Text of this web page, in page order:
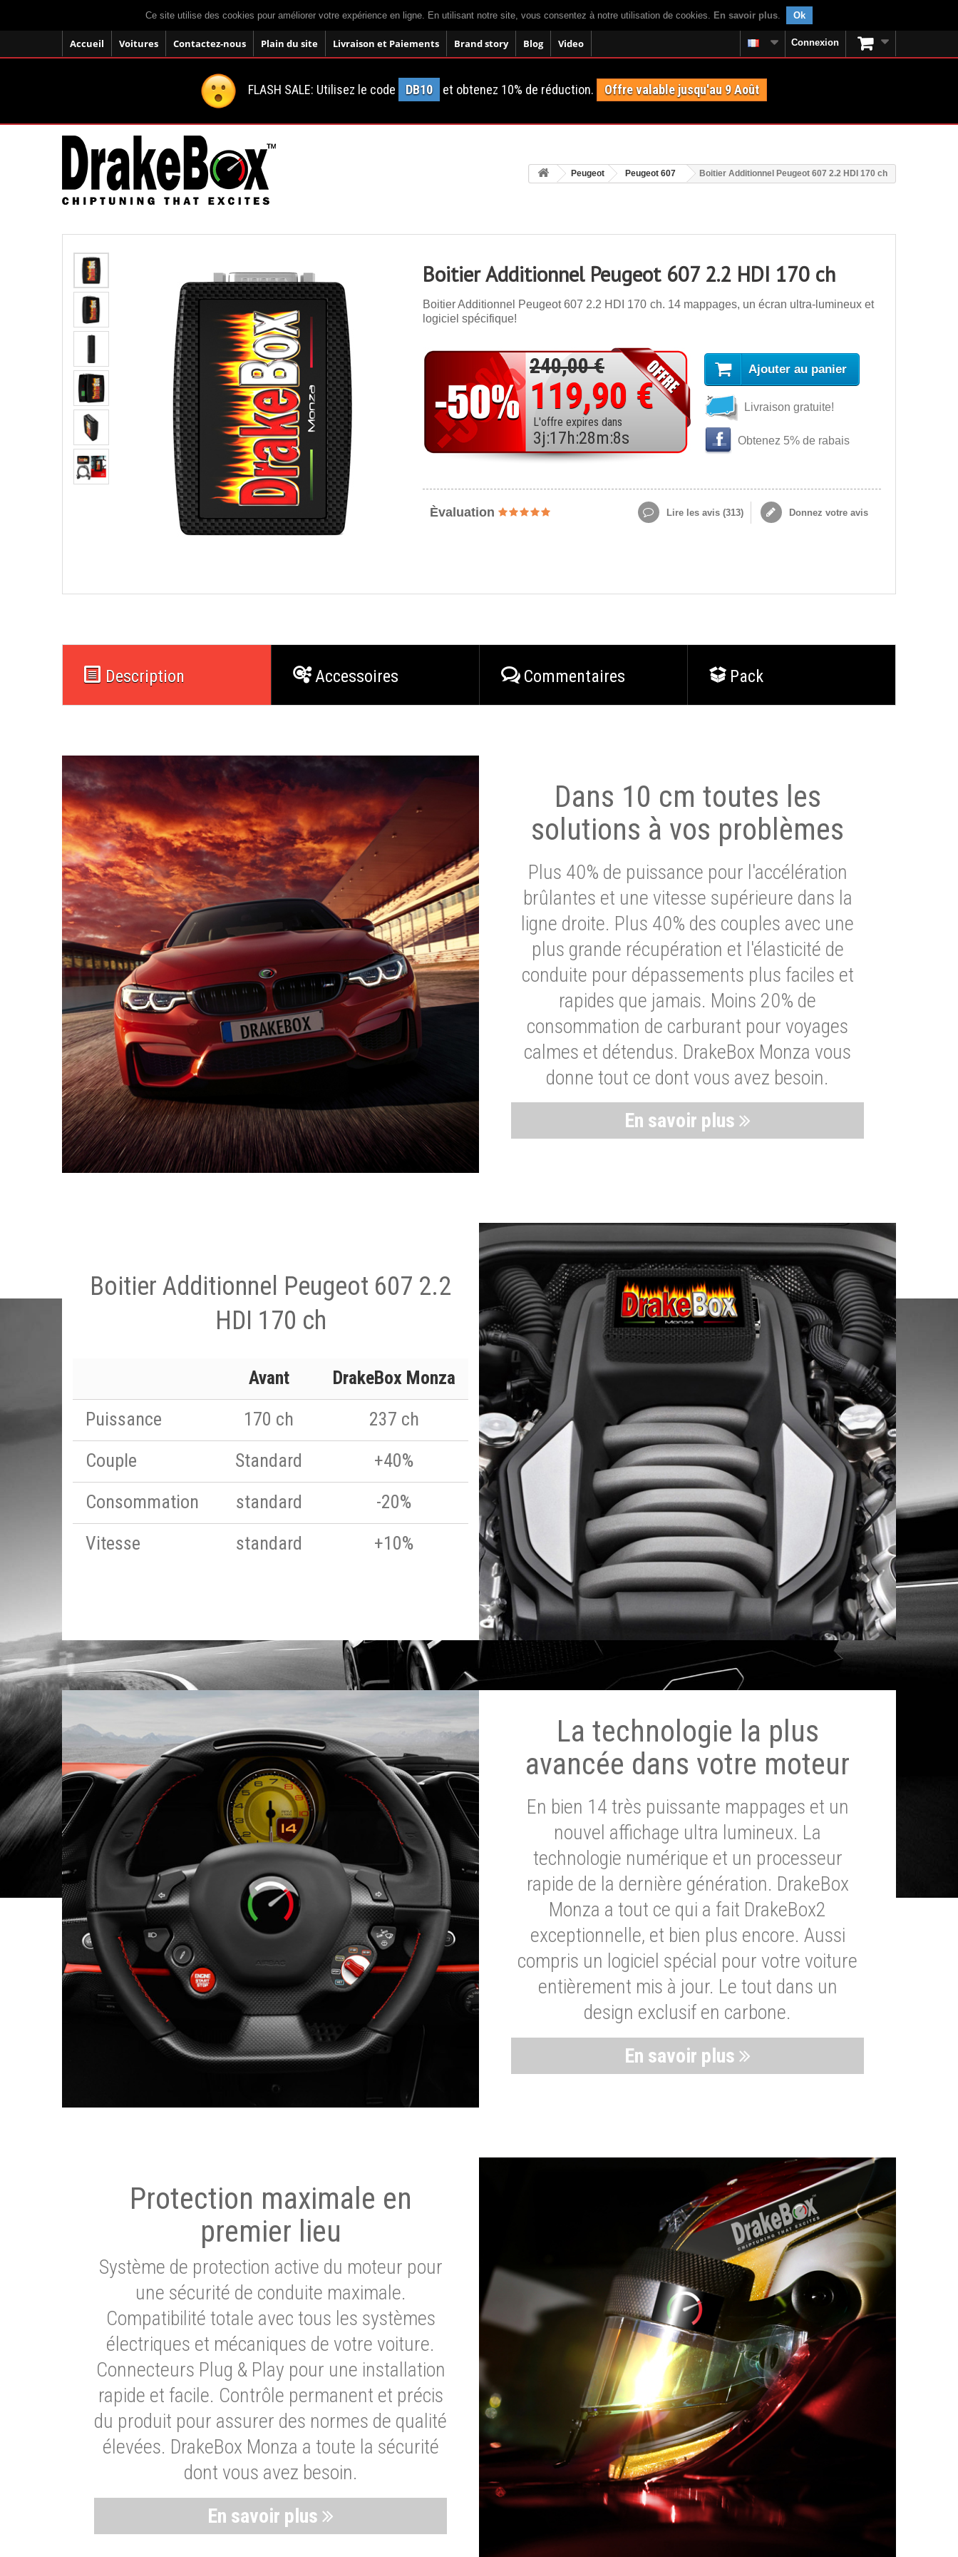
Ce site utilise des cookies pour améliorer votre expérience en ligne. En utilisant notre site, vous consentez à notre utilisation de cookies. En savoir plus. Ok
Accueil Voitures Contactez-nous Plain du site Livraison et Paiements Brand story Blog Video Connexion
FLASH SALE: Utilisez le code DB10 et obtenez 10% de réduction. Offre valable jusqu'au 9 Août
Peugeot Peugeot 607 Boitier Additionnel Peugeot 607 2.2 HDI 170 ch
Boitier Additionnel Peugeot 607 2.2 HDI 170 ch
Boitier Additionnel Peugeot 607 2.2 HDI 170 ch. 14 mappages, un écran ultra-lumineux et
logiciel spécifique!
240,00 €
119,90 €
L'offre expires dans
3j:17h:28m:6s
Ajouter au panier
Livraison gratuite!
Obtenez 5% de rabais
Èvaluation Lire les avis (313) Donnez votre avis
Description Accessoires Commentaires Pack
Dans 10 cm toutes les
solutions à vos problèmes
Plus 40% de puissance pour l'accélération
brûlantes et une vitesse supérieure dans la
ligne droite. Plus 40% des couples avec une
plus grande récupération et l'élasticité de
conduite pour dépassements plus faciles et
rapides que jamais. Moins 20% de
consommation de carburant pour voyages
calmes et détendus. DrakeBox Monza vous
donne tout ce dont vous avez besoin.
En savoir plus
Boitier Additionnel Peugeot 607 2.2
HDI 170 ch
Avant
DrakeBox Monza
Puissance
170 ch
237 ch
Couple
Standard
+40%
Consommation
standard
-20%
Vitesse
standard +10%
La technologie la plus
avancée dans votre moteur
En bien 14 très puissante mappages et un
nouvel affichage ultra lumineux. La
technologie numérique et un processeur
rapide de la dernière génération. DrakeBox
Monza a tout ce qui a fait DrakeBox2
exceptionnelle, et bien plus encore. Aussi
compris un logiciel spécial pour votre voiture
entièrement mis à jour. Le tout dans un
design exclusif en carbone.
En savoir plus
Protection maximale en
premier lieu
Système de protection active du moteur pour
une sécurité de conduite maximale.
Compatibilité totale avec tous les systèmes
électriques et mécaniques de votre voiture.
Connecteurs Plug & Play pour une installation
rapide et facile. Contrôle permanent et précis
du produit pour assurer des normes de qualité
élevées. DrakeBox Monza a toute la sécurité
dont vous avez besoin.
En savoir plus